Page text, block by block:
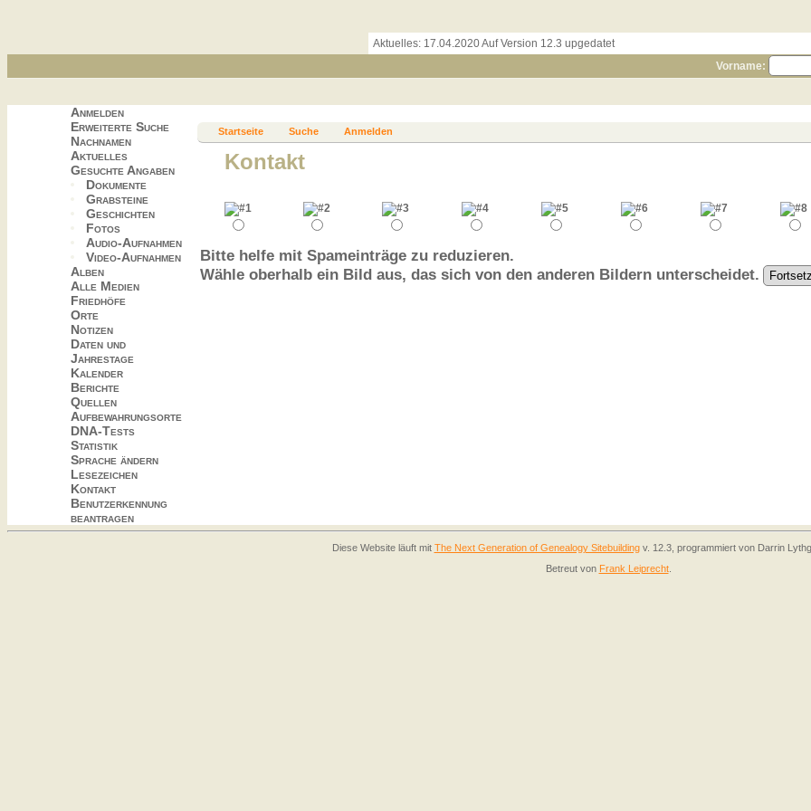
Aktuelles: 17.04.2020 Auf Version 12.3 upgedatet
Vorname:
Anmelden
Erweiterte Suche
Nachnamen
Aktuelles
Gesuchte Angaben
Dokumente
Grabsteine
Geschichten
Fotos
Audio-Aufnahmen
Video-Aufnahmen
Alben
Alle Medien
Friedhöfe
Orte
Notizen
Daten und
Jahrestage
Kalender
Berichte
Quellen
Aufbewahrungsorte
DNA-Tests
Statistik
Sprache ändern
Lesezeichen
Kontakt
Benutzerkennung
beantragen
Startseite Suche Anmelden
Kontakt
Bitte helfe mit Spameinträge zu reduzieren.
Wähle oberhalb ein Bild aus, das sich von den anderen Bildern unterscheidet.
Diese Website läuft mit The Next Generation of Genealogy Sitebuildingv. 12.3, programmiert von Darrin
Betreut von Frank Leiprecht.